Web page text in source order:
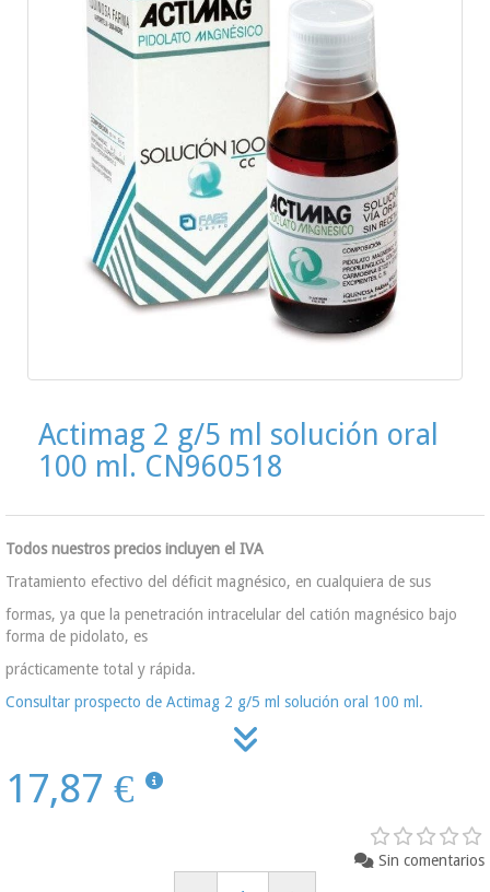
Actimag 2 g/5 ml solución oral
100 ml. CN960518
Todos nuestros precios incluyen el IVA
Tratamiento efectivo del déficit magnésico, en cualquiera de sus
formas, ya que la penetración intracelular del catión magnésico bajo
forma de pidolato, es
prácticamente total y rápida.
Consultar prospecto de Actimag 2 g/5 ml solución oral 100 ml.
17,87 €
Sin comentarios